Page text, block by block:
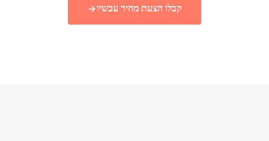
קבלו הצעת מחיר עכשיו